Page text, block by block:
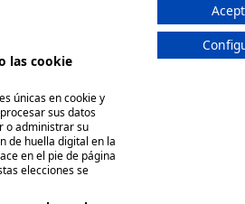
pue...
Siguiente
las cookie
únicas en cookie y
sus datos
o administrar su
de huella digital en la
en el pie de página
elecciones se